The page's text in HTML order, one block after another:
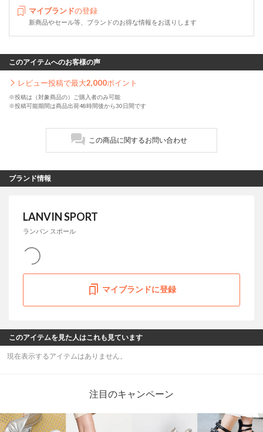
マイブランドの登録
新商品やセール等、ブランドのお得な情報をお送りします
このアイテムへのお客様の声
レビュー投稿で最大2,000ポイント
※投稿は（対象商品の）ご購入者のみ可能
※投稿可能期間は商品出荷48時間後から30日間です
この商品に関するお問い合わせ
ブランド情報
LANVIN SPORT
ランバン スポール
マイブランドに登録
このアイテムを見た人はこれも見ています
現在表示するアイテムはありません。
注目のキャンペーン